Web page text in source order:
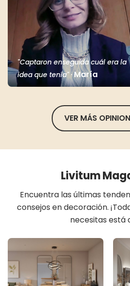
"Captaron enseguida cuál era la
idea que tenía" ·María
VER MÁS
Livitum
Encuentra las últimas
consejos en decoración.
necesitas está